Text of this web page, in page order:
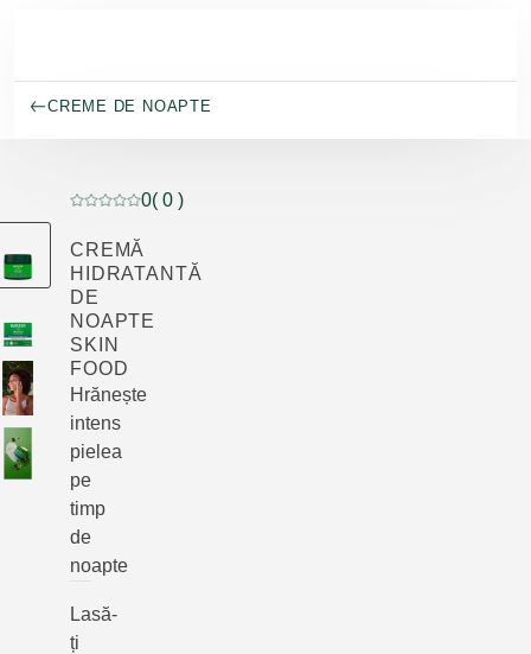
CREME DE NOAPTE
Evaluare curentă: 0 din 5 stele evaluat de 0 clienți
0( 0 )
CREMĂ
HIDRATANTĂ
DE
NOAPTE
SKIN
FOOD
Hrănește
intens
pielea
pe
timp
de
noapte
Lasă-
ți